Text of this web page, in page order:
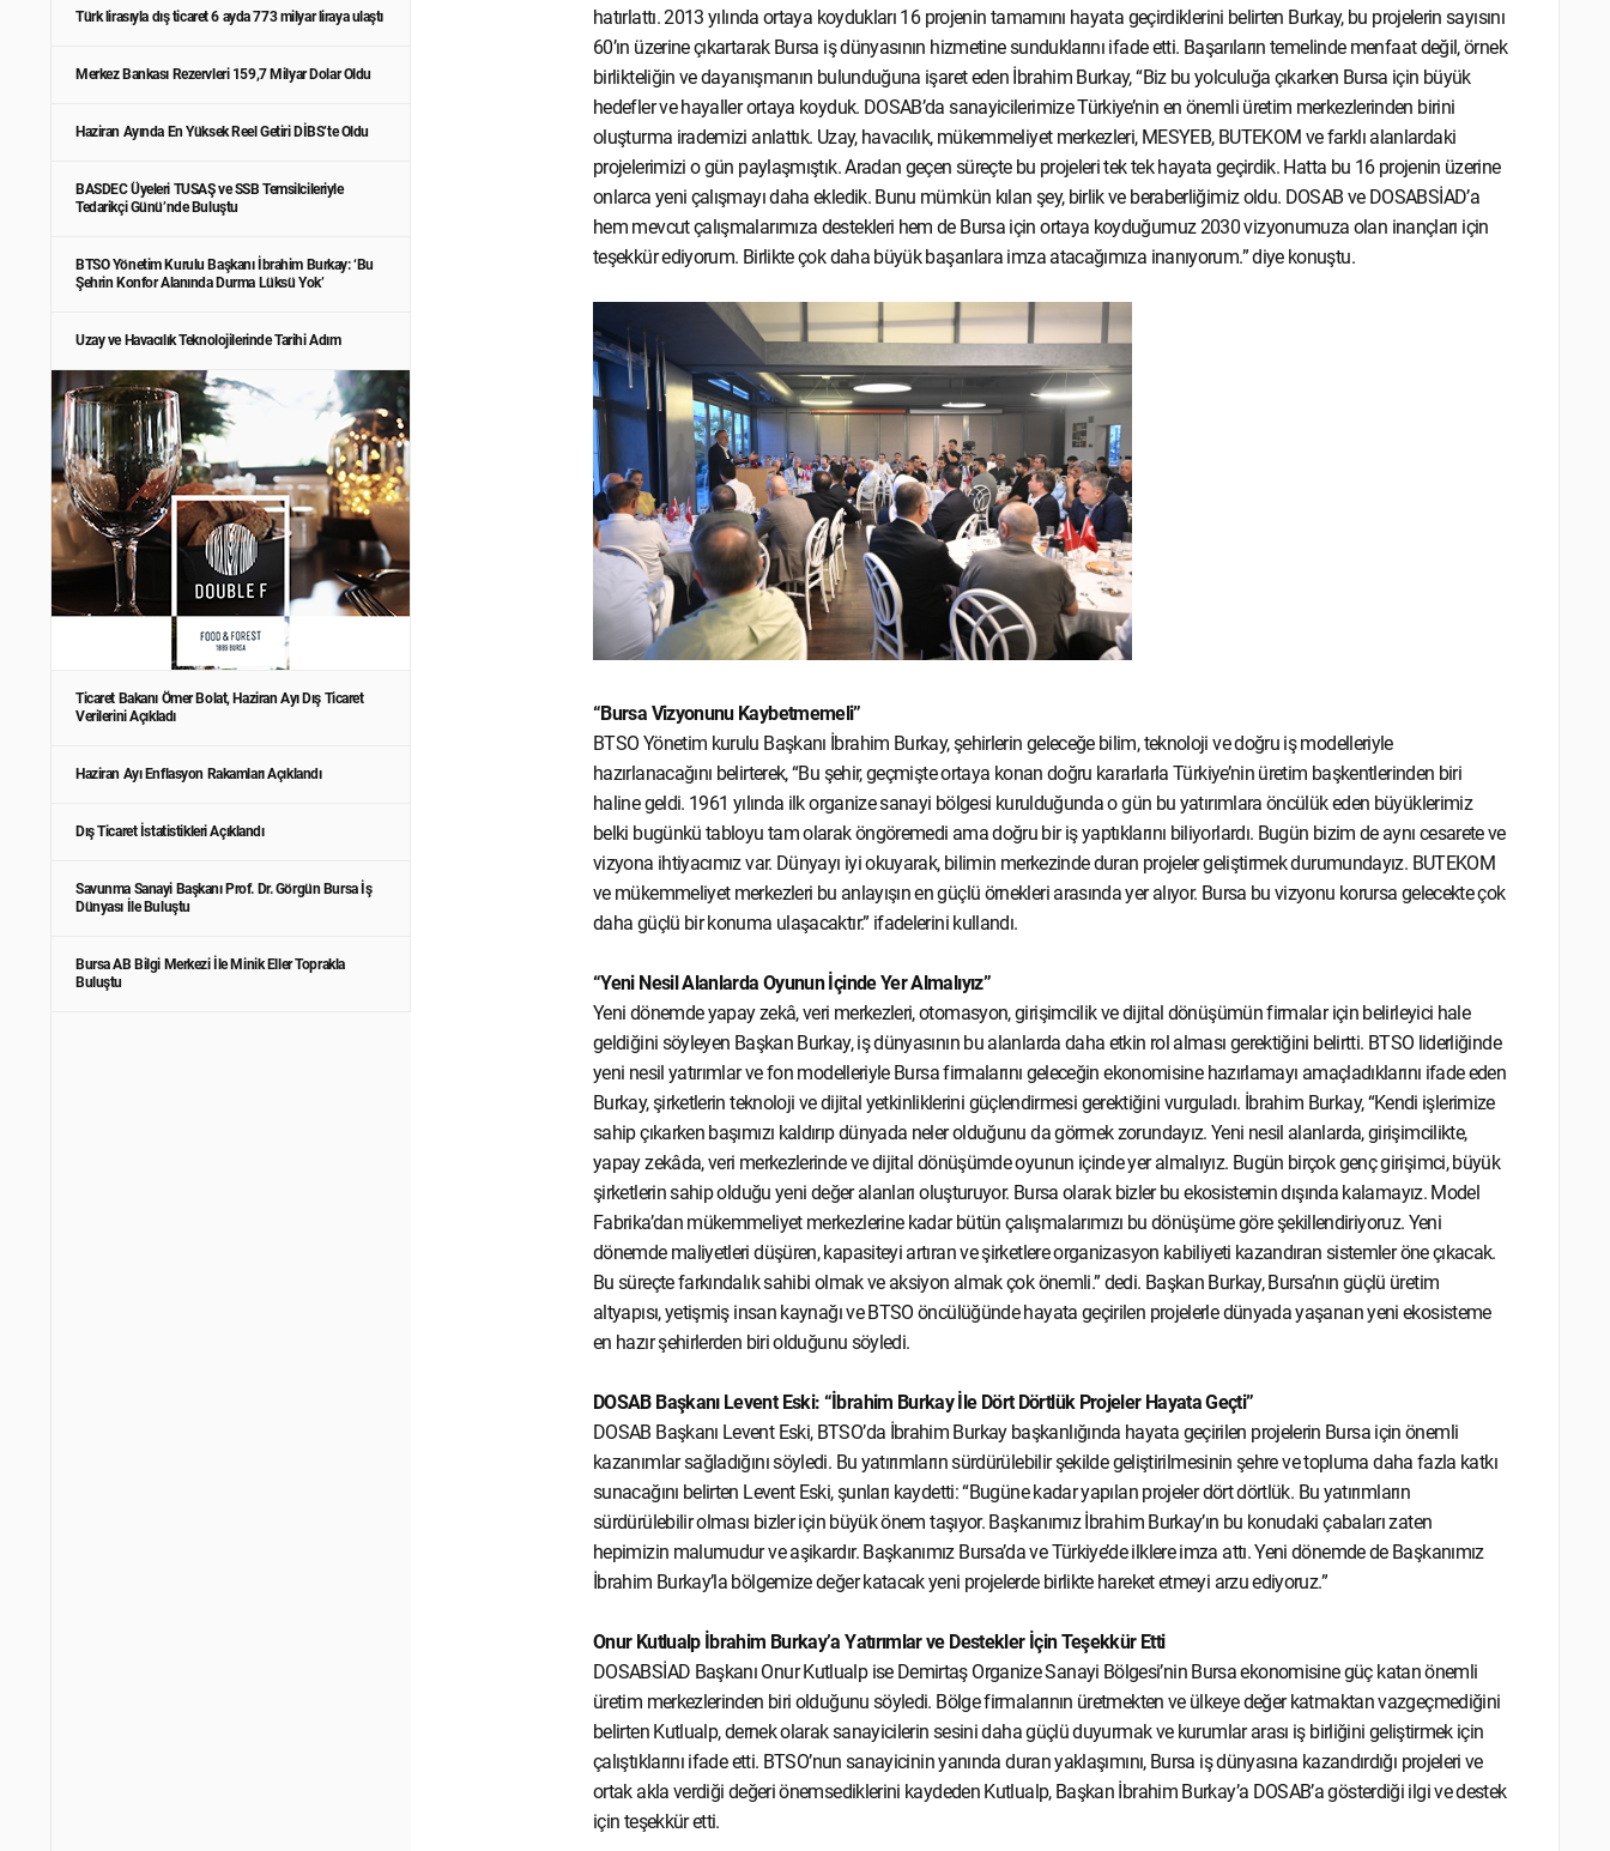
Türk lirasıyla dış ticaret 6 ayda 773 milyar liraya ulaştı
Merkez Bankası Rezervleri 159,7 Milyar Dolar Oldu
Haziran Ayında En Yüksek Reel Getiri DİBS’te Oldu
BASDEC Üyeleri TUSAŞ ve SSB Temsilcileriyle
Tedarikçi Günü’nde Buluştu
BTSO Yönetim Kurulu Başkanı İbrahim Burkay: ‘Bu
Şehrin Konfor Alanında Durma Lüksü Yok’
Uzay ve Havacılık Teknolojilerinde Tarihi Adım
Ticaret Bakanı Ömer Bolat, Haziran Ayı Dış Ticaret
Verilerini Açıkladı
Haziran Ayı Enflasyon Rakamları Açıklandı
Dış Ticaret İstatistikleri Açıklandı
Savunma Sanayi Başkanı Prof. Dr. Görgün Bursa İş
Dünyası İle Buluştu
Bursa AB Bilgi Merkezi İle Minik Eller Toprakla
Buluştu
hatırlattı. 2013 yılında ortaya koydukları 16 projenin tamamını hayata geçirdiklerini belirten Burkay, bu projelerin sayısını
60’ın üzerine çıkartarak Bursa iş dünyasının hizmetine sunduklarını ifade etti. Başarıların temelinde menfaat değil, örnek
birlikteliğin ve dayanışmanın bulunduğuna işaret eden İbrahim Burkay, “Biz bu yolculuğa çıkarken Bursa için büyük
hedefler ve hayaller ortaya koyduk. DOSAB’da sanayicilerimize Türkiye’nin en önemli üretim merkezlerinden birini
oluşturma irademizi anlattık. Uzay, havacılık, mükemmeliyet merkezleri, MESYEB, BUTEKOM ve farklı alanlardaki
projelerimizi o gün paylaşmıştık. Aradan geçen süreçte bu projeleri tek tek hayata geçirdik. Hatta bu 16 projenin üzerine
onlarca yeni çalışmayı daha ekledik. Bunu mümkün kılan şey, birlik ve beraberliğimiz oldu. DOSAB ve DOSABSİAD’a
hem mevcut çalışmalarımıza destekleri hem de Bursa için ortaya koyduğumuz 2030 vizyonumuza olan inançları için
teşekkür ediyorum. Birlikte çok daha büyük başarılara imza atacağımıza inanıyorum.” diye konuştu.
“Bursa Vizyonunu Kaybetmemeli”
BTSO Yönetim kurulu Başkanı İbrahim Burkay, şehirlerin geleceğe bilim, teknoloji ve doğru iş modelleriyle
hazırlanacağını belirterek, “Bu şehir, geçmişte ortaya konan doğru kararlarla Türkiye’nin üretim başkentlerinden biri
haline geldi. 1961 yılında ilk organize sanayi bölgesi kurulduğunda o gün bu yatırımlara öncülük eden büyüklerimiz
belki bugünkü tabloyu tam olarak öngöremedi ama doğru bir iş yaptıklarını biliyorlardı. Bugün bizim de aynı cesarete ve
vizyona ihtiyacımız var. Dünyayı iyi okuyarak, bilimin merkezinde duran projeler geliştirmek durumundayız. BUTEKOM
ve mükemmeliyet merkezleri bu anlayışın en güçlü örnekleri arasında yer alıyor. Bursa bu vizyonu korursa gelecekte çok
daha güçlü bir konuma ulaşacaktır.” ifadelerini kullandı.
“Yeni Nesil Alanlarda Oyunun İçinde Yer Almalıyız”
Yeni dönemde yapay zekâ, veri merkezleri, otomasyon, girişimcilik ve dijital dönüşümün firmalar için belirleyici hale
geldiğini söyleyen Başkan Burkay, iş dünyasının bu alanlarda daha etkin rol alması gerektiğini belirtti. BTSO liderliğinde
yeni nesil yatırımlar ve fon modelleriyle Bursa firmalarını geleceğin ekonomisine hazırlamayı amaçladıklarını ifade eden
Burkay, şirketlerin teknoloji ve dijital yetkinliklerini güçlendirmesi gerektiğini vurguladı. İbrahim Burkay, “Kendi işlerimize
sahip çıkarken başımızı kaldırıp dünyada neler olduğunu da görmek zorundayız. Yeni nesil alanlarda, girişimcilikte,
yapay zekâda, veri merkezlerinde ve dijital dönüşümde oyunun içinde yer almalıyız. Bugün birçok genç girişimci, büyük
şirketlerin sahip olduğu yeni değer alanları oluşturuyor. Bursa olarak bizler bu ekosistemin dışında kalamayız. Model
Fabrika’dan mükemmeliyet merkezlerine kadar bütün çalışmalarımızı bu dönüşüme göre şekillendiriyoruz. Yeni
dönemde maliyetleri düşüren, kapasiteyi artıran ve şirketlere organizasyon kabiliyeti kazandıran sistemler öne çıkacak.
Bu süreçte farkındalık sahibi olmak ve aksiyon almak çok önemli.” dedi. Başkan Burkay, Bursa’nın güçlü üretim
altyapısı, yetişmiş insan kaynağı ve BTSO öncülüğünde hayata geçirilen projelerle dünyada yaşanan yeni ekosisteme
en hazır şehirlerden biri olduğunu söyledi.
DOSAB Başkanı Levent Eski: “İbrahim Burkay İle Dört Dörtlük Projeler Hayata Geçti”
DOSAB Başkanı Levent Eski, BTSO’da İbrahim Burkay başkanlığında hayata geçirilen projelerin Bursa için önemli
kazanımlar sağladığını söyledi. Bu yatırımların sürdürülebilir şekilde geliştirilmesinin şehre ve topluma daha fazla katkı
sunacağını belirten Levent Eski, şunları kaydetti: “Bugüne kadar yapılan projeler dört dörtlük. Bu yatırımların
sürdürülebilir olması bizler için büyük önem taşıyor. Başkanımız İbrahim Burkay’ın bu konudaki çabaları zaten
hepimizin malumudur ve aşikardır. Başkanımız Bursa’da ve Türkiye’de ilklere imza attı. Yeni dönemde de Başkanımız
İbrahim Burkay’la bölgemize değer katacak yeni projelerde birlikte hareket etmeyi arzu ediyoruz.”
Onur Kutlualp İbrahim Burkay’a Yatırımlar ve Destekler İçin Teşekkür Etti
DOSABSİAD Başkanı Onur Kutlualp ise Demirtaş Organize Sanayi Bölgesi’nin Bursa ekonomisine güç katan önemli
üretim merkezlerinden biri olduğunu söyledi. Bölge firmalarının üretmekten ve ülkeye değer katmaktan vazgeçmediğini
belirten Kutlualp, dernek olarak sanayicilerin sesini daha güçlü duyurmak ve kurumlar arası iş birliğini geliştirmek için
çalıştıklarını ifade etti. BTSO’nun sanayicinin yanında duran yaklaşımını, Bursa iş dünyasına kazandırdığı projeleri ve
ortak akla verdiği değeri önemsediklerini kaydeden Kutlualp, Başkan İbrahim Burkay’a DOSAB’a gösterdiği ilgi ve destek
için teşekkür etti.